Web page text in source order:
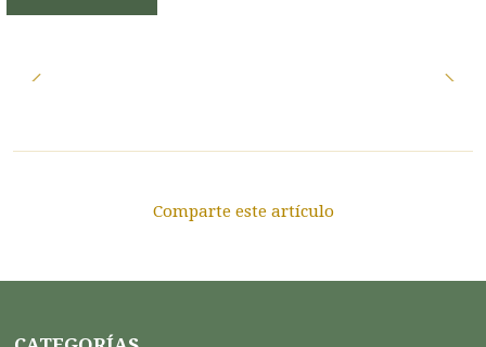
Comparte este artículo